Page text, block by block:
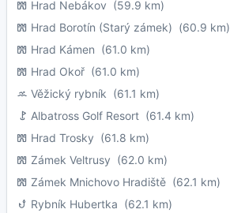
Hrad Nebákov (59.9 km)
Hrad Borotín (Starý zámek) (60.9 km)
Hrad Kámen (61.0 km)
Hrad Okoř (61.0 km)
Věžický rybník (61.1 km)
Albatross Golf Resort (61.4 km)
Hrad Trosky (61.8 km)
Zámek Veltrusy (62.0 km)
Zámek Mnichovo Hradiště (62.1 km)
Rybník Hubertka (62.1 km)